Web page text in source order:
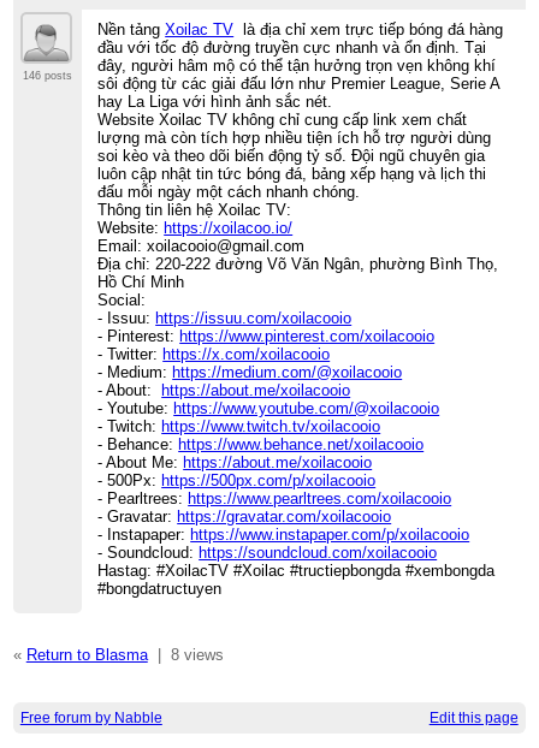
146 posts
Nền tảngXoilac TV là địa chỉ xem trực tiếp bóng đá hàng
đầu với tốc độ đường truyền cực nhanh và ổn định. Tại
đây, người hâm mộ có thể tận hưởng trọn vẹn không khí
sôi động từ các giải đấu lớn như Premier League, Serie A
hay La Liga với hình ảnh sắc nét.
Website Xoilac TV không chỉ cung cấp link xem chất
lượng mà còn tích hợp nhiều tiện ích hỗ trợ người dùng
soi kèo và theo dõi biến động tỷ số. Đội ngũ chuyên gia
luôn cập nhật tin tức bóng đá, bảng xếp hạng và lịch thi
đấu mỗi ngày một cách nhanh chóng.
Thông tin liên hệ Xoilac TV:
Website: https://xoilacoo.io/
Email: xoilacooio@gmail.com
Địa chỉ: 220-222 đường Võ Văn Ngân, phường Bình Thọ,
Hồ Chí Minh
Social:
- Issuu: https://issuu.com/xoilacooio
- Pinterest: https://www.pinterest.com/xoilacooio
- Twitter: https://x.com/xoilacooio
- Medium: https://medium.com/@xoilacooio
- About:
https://about.me/xoilacooio
- Youtube: https://www.youtube.com/@xoilacooio
- Twitch: https://www.twitch.tv/xoilacooio
- Behance: https://www.behance.net/xoilacooio
- About Me: https://about.me/xoilacooio
- 500Px: https://500px.com/p/xoilacooio
- Pearltrees: https://www.pearltrees.com/xoilacooio
- Gravatar: https://gravatar.com/xoilacooio
- Instapaper: https://www.instapaper.com/p/xoilacooio
- Soundcloud: https://soundcloud.com/xoilacooio
Hastag: #XoilacTV #Xoilac #tructiepbongda #xembongda
#bongdatructuyen
« Return to Blasma| 8 views
Free forum by Nabble Edit this page